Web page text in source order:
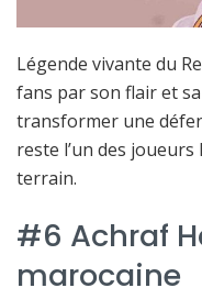
Légende vivante du
fans par son flair et
transformer une
reste l’un des
terrain.
#6 Achraf
marocaine